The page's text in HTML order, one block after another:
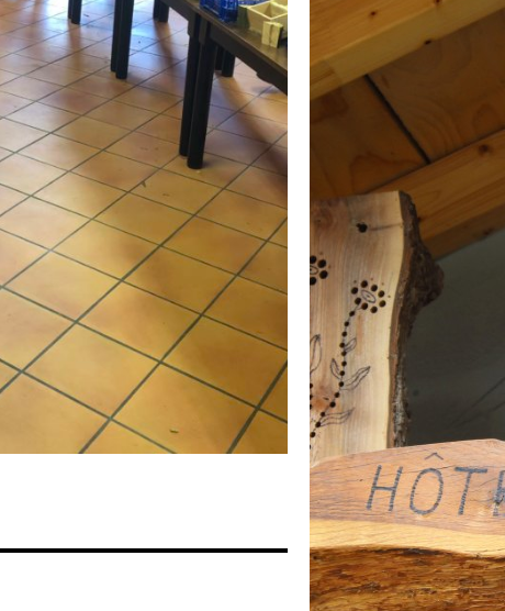
IMG_5458